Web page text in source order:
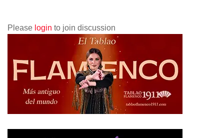
Please login to join discussion